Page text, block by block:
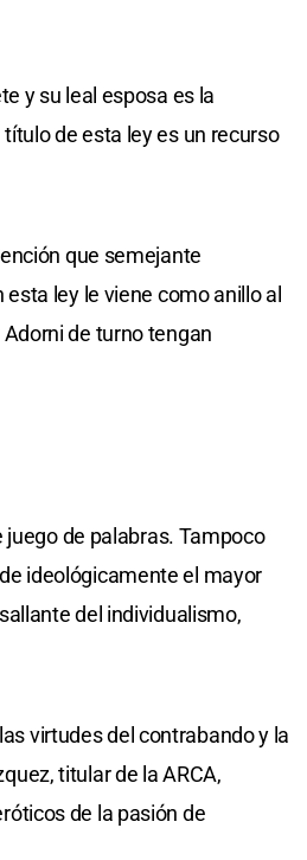
y su leal esposa es la
de esta ley es un recurso
que semejante
ley le viene como anillo al
de turno tengan
de palabras. Tampoco
ideológicamente el mayor
del individualismo,
virtudes del contrabando y la
titular de la ARCA,
de la pasión de